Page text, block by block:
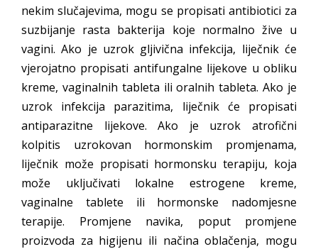
nekim slučajevima, mogu se propisati antibiotici za
suzbijanje rasta bakterija koje normalno žive u
vagini. Ako je uzrok gljivična infekcija, liječnik će
vjerojatno propisati antifungalne lijekove u obliku
kreme, vaginalnih tableta ili oralnih tableta. Ako je
uzrok infekcija parazitima, liječnik će propisati
antiparazitne lijekove. Ako je uzrok atrofični
kolpitis uzrokovan hormonskim promjenama,
liječnik može propisati hormonsku terapiju, koja
može uključivati lokalne estrogene kreme,
vaginalne tablete ili hormonske nadomjesne
terapije. Promjene navika, poput promjene
proizvoda za higijenu ili načina oblačenja, mogu